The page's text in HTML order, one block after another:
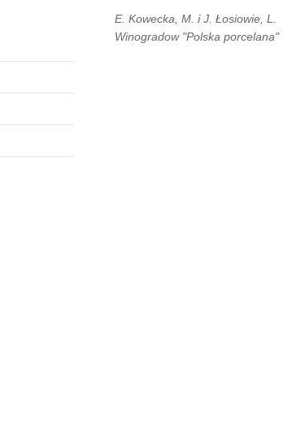
E. Kowecka, M. i J. Łosiowie, L.
Winogradow "Polska porcelana"